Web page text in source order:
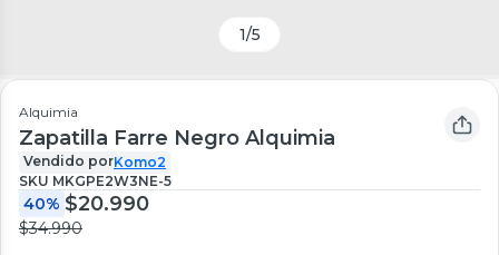
1/5
Alquimia
Zapatilla Farre Negro Alquimia
Vendido porKomo2
SKU MKGPE2W3NE-5
40% $20.990
$34.990